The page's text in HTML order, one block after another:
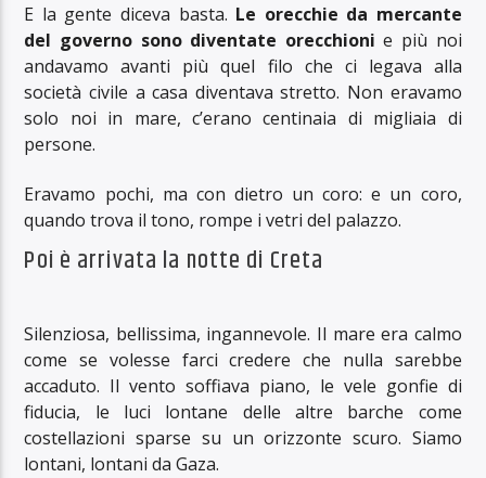
E la gente diceva basta. Le orecchie da mercante
del governo sono diventate orecchioni e più noi
andavamo avanti più quel filo che ci legava alla
società civile a casa diventava stretto. Non eravamo
solo noi in mare, c’erano centinaia di migliaia di
persone.
Eravamo pochi, ma con dietro un coro: e un coro,
quando trova il tono, rompe i vetri del palazzo.
Poi è arrivata la notte di Creta
Silenziosa, bellissima, ingannevole. Il mare era calmo
come se volesse farci credere che nulla sarebbe
accaduto. Il vento soffiava piano, le vele gonfie di
fiducia, le luci lontane delle altre barche come
costellazioni sparse su un orizzonte scuro. Siamo
lontani, lontani da Gaza.